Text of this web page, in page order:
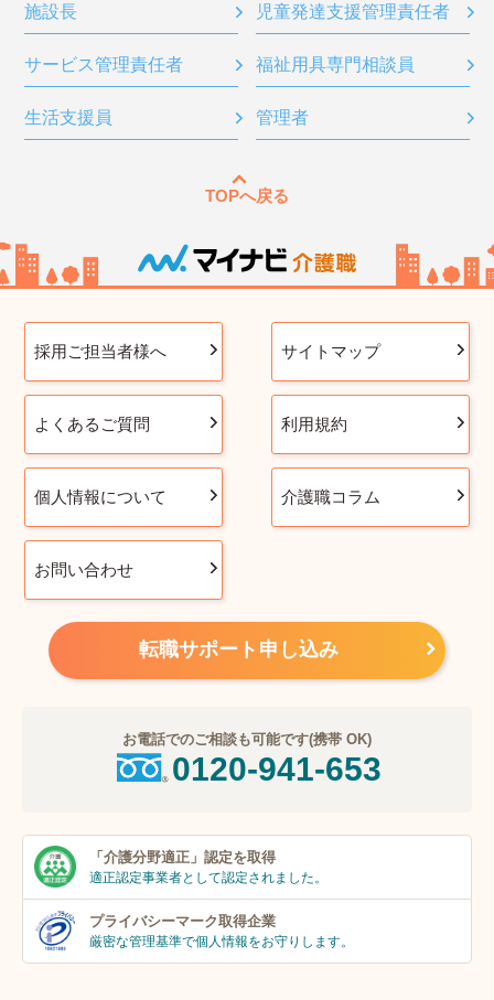
施設長 児童発達支援管理責任者
サービス管理責任者 福祉用具専門相談員
生活支援員 管理者
TOPへ戻る
採用ご担当者様へ サイトマップ
よくあるご質問 利用規約
個人情報について 介護職コラム
お問い合わせ
転職サポート申し込み
お電話でのご相談も可能です(携帯 OK)
0120-941-653
「介護分野適正」 認定を取得
適正認定事業者として認定されました。
プライバシーマーク取得企業
厳密な管理基準で個人情報をお守りします。